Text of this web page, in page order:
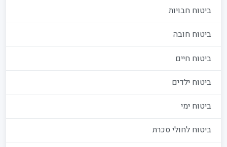
ביטוח חבויות
ביטוח חובה
ביטוח חיים
ביטוח ילדים
ביטוח ימי
ביטוח לחולי סכרת